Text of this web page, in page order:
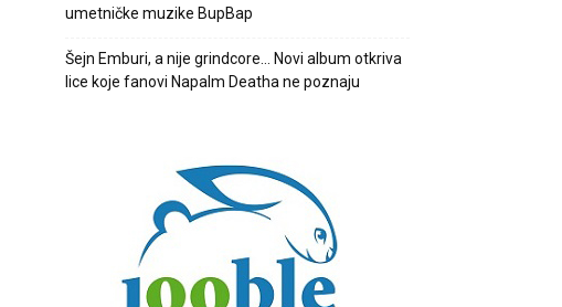
umetničke muzike BupBap
Šejn Emburi, a nije grindcore… Novi album otkriva
lice koje fanovi Napalm Deatha ne poznaju